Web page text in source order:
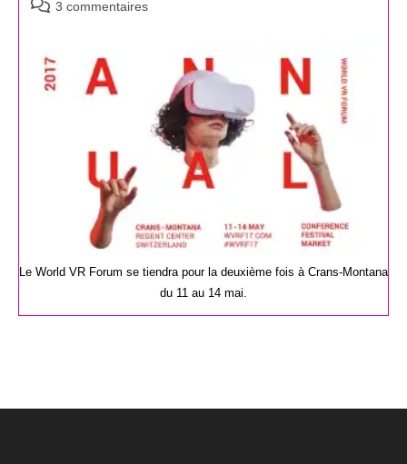
Commentaires
publication :
3 commentaires
Le World VR Forum se tiendra pour la deuxième fois à Crans-Montana
du 11 au 14 mai.